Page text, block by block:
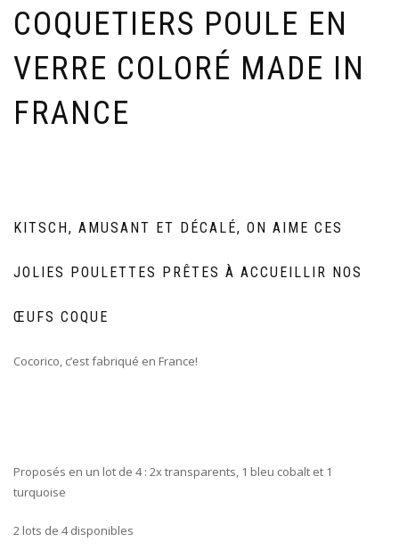
COQUETIERS POULE EN
VERRE COLORÉ MADE IN
FRANCE
KITSCH, AMUSANT ET DÉCALÉ, ON AIME CES
JOLIES POULETTES PRÊTES À ACCUEILLIR NOS
ŒUFS COQUE
Cocorico, c’est fabriqué en France!
Proposés en un lot de 4 : 2x transparents, 1 bleu cobalt et 1
turquoise
2 lots de 4 disponibles